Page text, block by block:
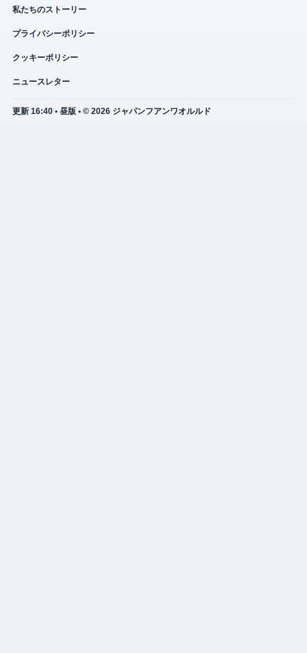
私たちのストーリー
プライバシーポリシー
クッキーポリシー
ニュースレター
更新 16:40 • 昼版 • © 2026 ジャパンフアンワオルルド